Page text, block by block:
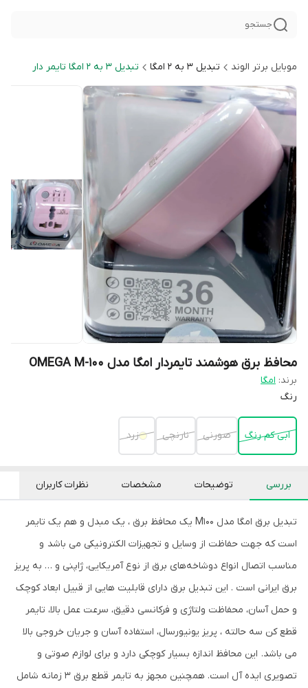
جستجو
موبایل برتر الوند تبدیل 3 به 2 امگا تبدیل 3 به 2 امگا تایمر دار
محافظ برق هوشمند تایمردار امگا مدل OMEGA M-100
برند: امگا
رنگ
ابی کم رنگ صورنی نارنچی زرد
بررسی توضیحات مشخصات نظرات کاربران
تبدیل برق امگا مدل M100 یک محافظ برق ، یک مبدل و هم یک تایمر
است که جهت حفاظت از وسایل و تجهیزات الکترونیکی می باشد و
مناسب اتصال انواع دوشاخه‌های برق از نوع آمریکایی، ژاپنی و … به پریز
برق ایرانی است . این تبدیل برق دارای قابلیت هایی از قبیل ابعاد کوچک
و حمل آسان، محفاظت ولتاژی و فرکانسی دقیق، سرعت عمل بالا، تایمر
قطع کن سه حالته ، پریز یونیورسال، استفاده آسان و جریان خروجی بالا
می باشد. این محافظ اندازه بسیار کوچکی دارد و برای لوازم صوتی و
تصویری ایده آل است. همچنین مجهز به تایمر قطع برق ۳ زمانه شامل